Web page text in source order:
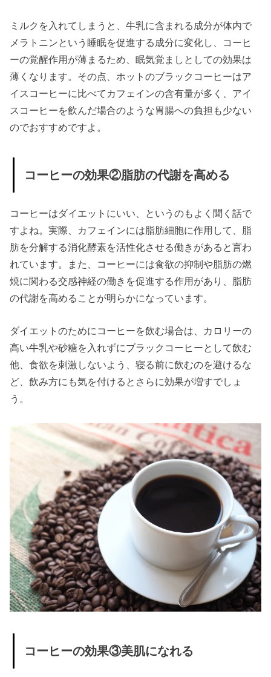
患の死
亡リス
クを低
下
› インスタント
コーヒーでも
効果はあ
› 緑茶コーヒー
イエットでき
るって本
当！？
» 緑茶コ
ーヒー
ダイエ
方法
» 緑茶コ
ーヒー
効果
» 緑茶コ
ーヒー
の味っ
て？
› コーヒーの効
果を引き出す
ために最適な
量はどのくら
い？
のデメリット
ミルクを入れてしまうと、牛乳に含まれる成分が体内で
メラトニンという睡眠を促進する成分に変化し、コーヒ
ーの覚醒作用が薄まるため、眠気覚ましとしての効果は
薄くなります。その点、ホットのブラックコーヒーはア
イスコーヒーに比べてカフェインの含有量が多く、アイ
スコーヒーを飲んだ場合のような胃腸への負担も少ない
のでおすすめですよ。
コーヒーの効果②脂肪の代謝を高める
コーヒーはダイエットにいい、というのもよく聞く話で
すよね。実際、カフェインには脂肪細胞に作用して、脂
肪を分解する消化酵素を活性化させる働きがあると言わ
れています。また、コーヒーには食欲の抑制や脂肪の燃
焼に関わる交感神経の働きを促進する作用があり、脂肪
の代謝を高めることが明らかになっています。
ダイエットのためにコーヒーを飲む場合は、カロリーの
高い牛乳や砂糖を入れずにブラックコーヒーとして飲む
他、食欲を刺激しないよう、寝る前に飲むのを避けるな
ど、飲み方にも気を付けるとさらに効果が増すでしょ
う。
コーヒーの効果③美肌になれる